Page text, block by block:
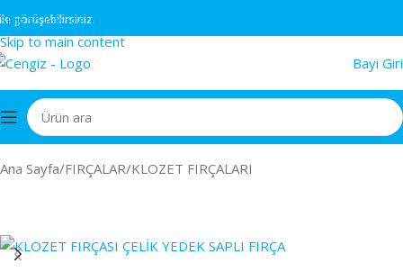
Skip to navigation
Skip to main content
Bayi
Ana Sayfa/FIRÇALAR/KLOZET FIRÇALARI